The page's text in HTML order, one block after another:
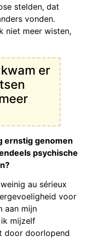
stelden, dat
vonden.
niet meer wisten,
er
ernstig genomen
psychische
au sérieux
voor
aan mijn
mijzelf
door doorlopend